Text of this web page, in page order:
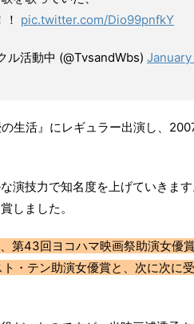
pic.twitter.com/Dio99pnfkY
ル活動中 (@TvsandWbs) January
生活』にレギュラー出演し、
演技力で知名度を上げていきま
しました。
第43回ヨコハマ映画祭助演女優
・テン助演女優賞と、次に次に